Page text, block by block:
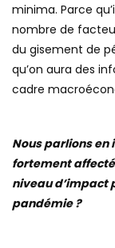
minima. Parce
nombre de
du gisement de
qu’on aura des
cadre
Nous parlions en
fortement
niveau d’impact
pandémie ?